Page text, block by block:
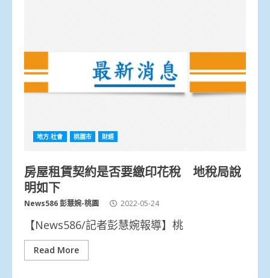
地方.社會 桃園市 財經
房屋租賃契約是否要繳印花稅 地稅局說
明如下
News586 彭慧婉-桃園 2022-05-24
【News586/記者彭慧婉報導】桃
Read More